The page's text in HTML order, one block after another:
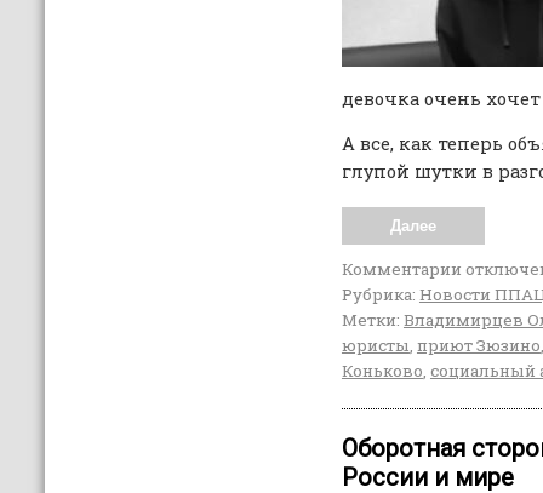
девочка очень
А все, как теперь
глупой шутки в
Далее
Комментарии
Рубрика: Новости
Метки: Владимирцев
юристы, приют Зюзино
Коньково, социальный
Оборотная
России и мире